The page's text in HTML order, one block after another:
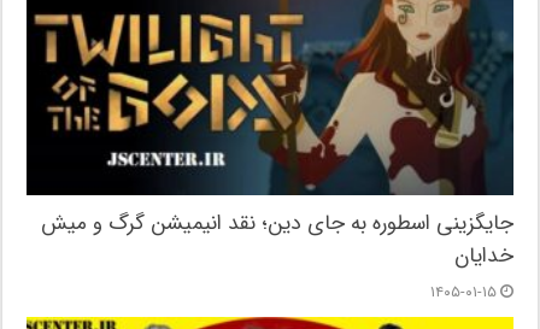
جایگزینی اسطوره به جای دین؛ نقد انیمیشن گرگ و میش
خدایان
۱۴۰۵-۰۱-۱۵